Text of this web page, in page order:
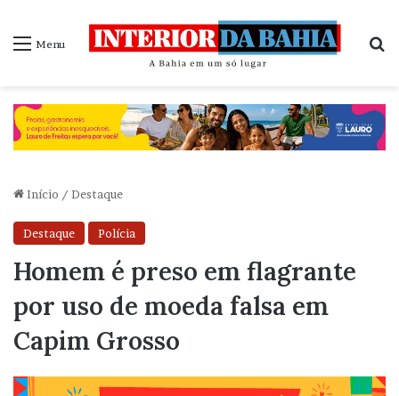
Menu
Início / Destaque
Destaque Polícia
Homem é preso em flagrante
por uso de moeda falsa em
Capim Grosso